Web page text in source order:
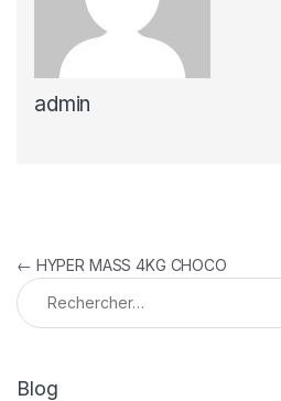
admin
Navigation de l’article
← HYPER MASS 4KG CHOCO
Rechercher :
Blog